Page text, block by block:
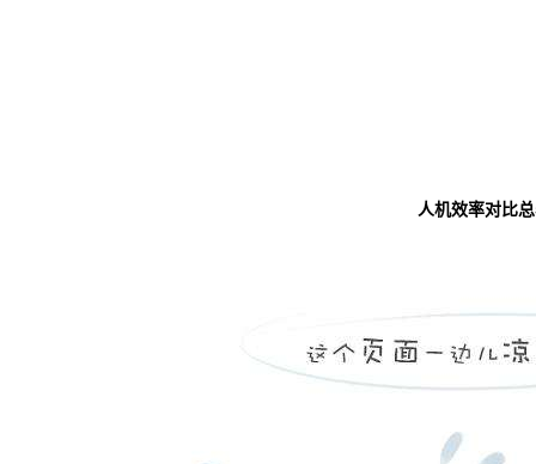
人机效率对比